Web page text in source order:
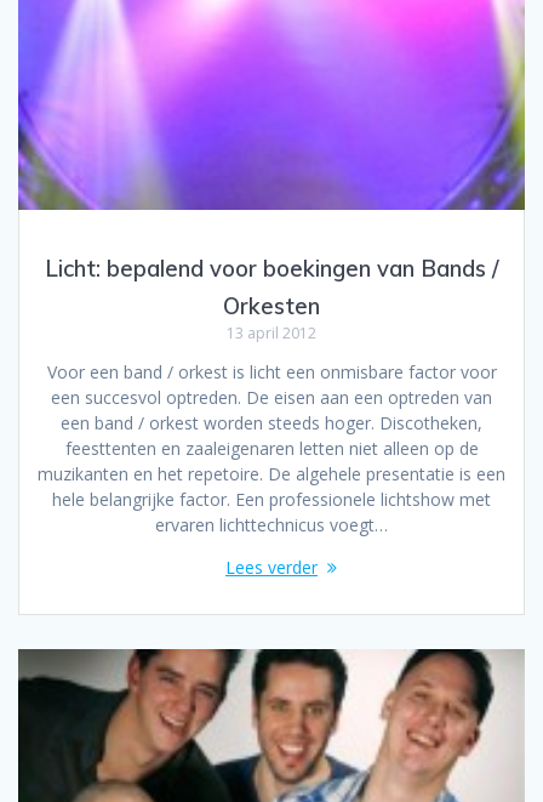
Licht: bepalend voor boekingen van Bands /
Orkesten
13 april 2012
Voor een band / orkest is licht een onmisbare factor voor
een succesvol optreden. De eisen aan een optreden van
een band / orkest worden steeds hoger. Discotheken,
feesttenten en zaaleigenaren letten niet alleen op de
muzikanten en het repetoire. De algehele presentatie is een
hele belangrijke factor. Een professionele lichtshow met
ervaren lichttechnicus voegt…
Lees verder